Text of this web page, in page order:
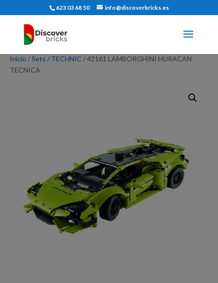
623 03 68 50 info@discoverbricks.es
Inicio /Sets / TECHNIC / 42161 LAMBORGHINI HURACAN
TECNICA